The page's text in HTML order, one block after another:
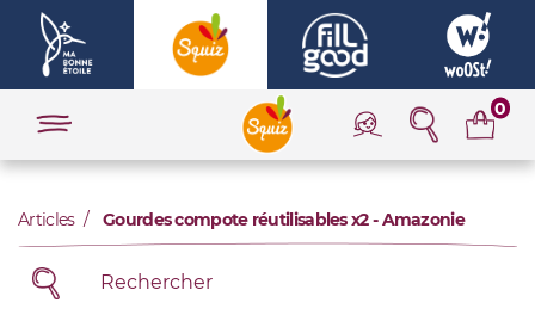
0
Articles Gourdes compote réutilisables x2 - Amazonie